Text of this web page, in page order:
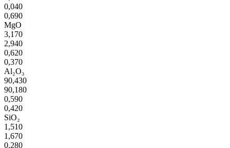
0,040
0,690
MgO
3,170
2,940
0,620
0,370
Al₂O₃
90,430
90,180
0,590
0,420
SiO₂
1,510
1,670
0,280